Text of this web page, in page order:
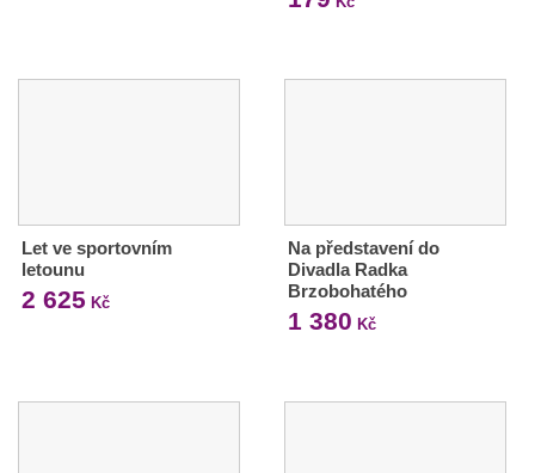
Let ve sportovním
letounu
2 625 Kč
Na představení do
Divadla Radka
Brzobohatého
1 380 Kč